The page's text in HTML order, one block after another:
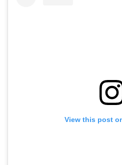
View this post